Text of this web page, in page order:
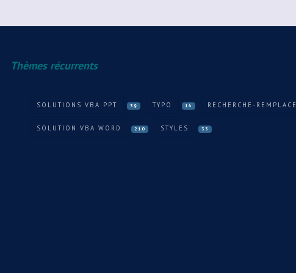
Thèmes récurrents
SOLUTIONS VBA PPT 39 TYPO 16 RECHERCHE-REMPLACE
SOLUTION VBA WORD 210 STYLES 33